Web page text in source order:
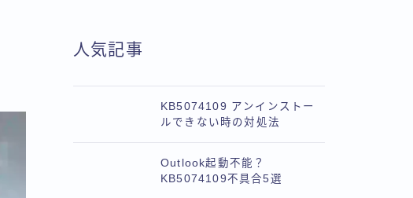
人気記事
KB5074109 アンインストー
ルできない時の対処法
Outlook起動不能？
KB5074109不具合5選